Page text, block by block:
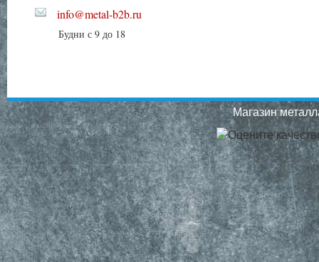
info@metal-b2b.ru
Будни с 9 до 18
Магазин